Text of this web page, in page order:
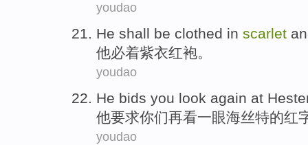
youdao
He shall be clothed in scarlet
他必着紫衣红袍。
youdao
He bids you look again at
他要求你们再看一眼海丝特的红
youdao